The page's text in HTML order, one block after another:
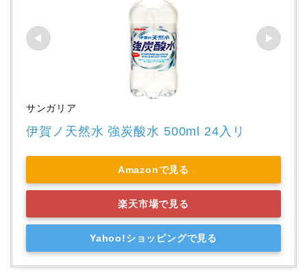
サンガリア
伊賀ノ天然水 強炭酸水 500ml 24入リ
Amazonで見る
楽天市場で見る
Yahoo!ショッピングで見る